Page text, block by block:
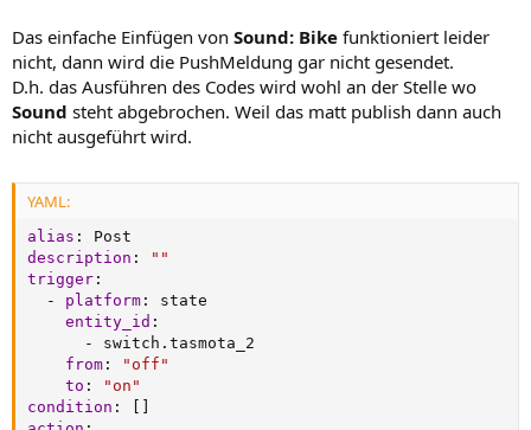
Das einfache Einfügen von Sound: Bike funktioniert leider
nicht, dann wird die PushMeldung gar nicht gesendet.
D.h. das Ausführen des Codes wird wohl an der Stelle wo
Sound steht abgebrochen. Weil das matt publish dann auch
nicht ausgeführt wird.
YAML:
alias :
description :
""
trigger :
-
platform :
state
entity_id :
-
switch.tasmota_2
from :
"off"
to :
"on"
condition :